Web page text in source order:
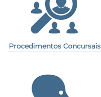
Procedimentos Concursais